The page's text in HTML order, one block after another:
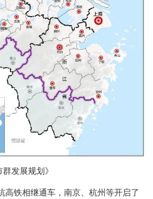
发展规划》
高铁相继通车，南京、杭州等开启了